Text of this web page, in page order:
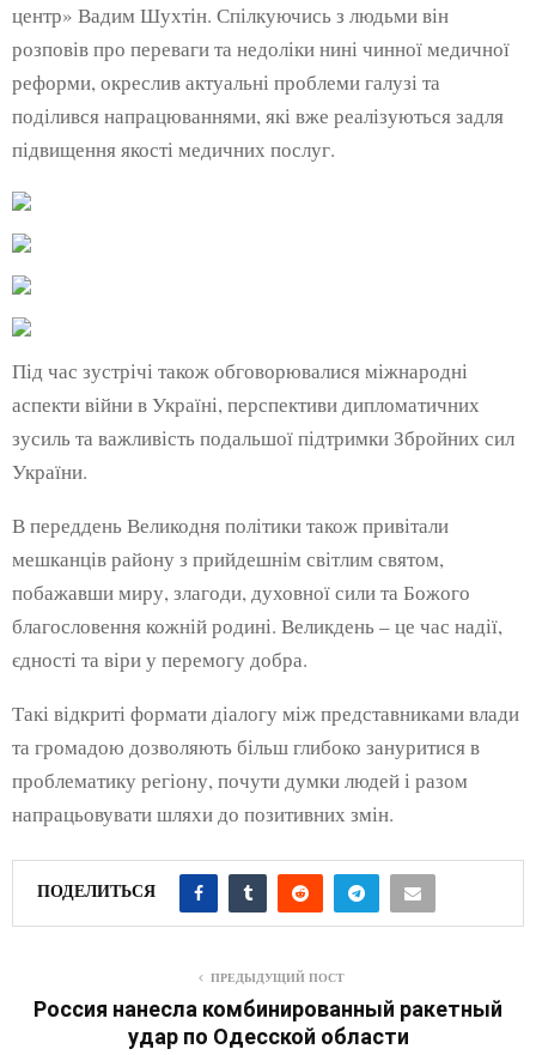
центр» Вадим Шухтін. Спілкуючись з людьми він
розповів про переваги та недоліки нині чинної медичної
реформи, окреслив актуальні проблеми галузі та
поділився напрацюваннями, які вже реалізуються задля
підвищення якості медичних послуг.
Під час зустрічі також обговорювалися міжнародні
аспекти війни в Україні, перспективи дипломатичних
зусиль та важливість подальшої підтримки Збройних сил
України.
В переддень Великодня політики також привітали
мешканців району з прийдешнім світлим святом,
побажавши миру, злагоди, духовної сили та Божого
благословення кожній родині. Великдень – це час надії,
єдності та віри у перемогу добра.
Такі відкриті формати діалогу між представниками влади
та громадою дозволяють більш глибоко зануритися в
проблематику регіону, почути думки людей і разом
напрацьовувати шляхи до позитивних змін.
ПОДЕЛИТЬСЯ
ПРЕДЫДУЩИЙ ПОСТ
Россия нанесла комбинированный ракетный
удар по Одесской области